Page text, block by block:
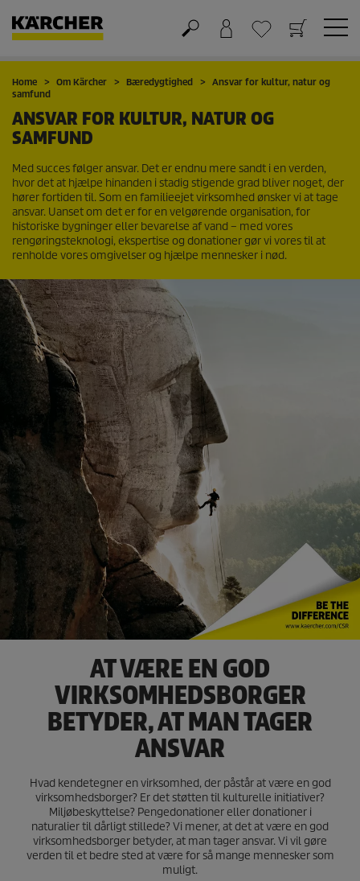
Kurv
Favorit liste
Home Om Kärcher Bæredygtighed
Ansvar for kultur, natur og
samfund
ANSVAR FOR KULTUR, NATUR OG
SAMFUND
Med succes følger ansvar. Det er endnu mere sandt i en verden,
hvor det at hjælpe hinanden i stadig stigende grad bliver noget, der
hører fortiden til. Som en familieejet virksomhed ønsker vi at tage
ansvar. Uanset om det er for en velgørende organisation, for
historiske bygninger eller bevarelse af vand – med vores
rengøringsteknologi, ekspertise og donationer gør vi vores til at
renholde vores omgivelser og hjælpe mennesker i nød.
AT VÆRE EN GOD
VIRKSOMHEDSBORGER
BETYDER, AT MAN TAGER
ANSVAR
Hvad kendetegner en virksomhed, der påstår at være en god
virksomhedsborger? Er det støtten til kulturelle initiativer?
Miljøbeskyttelse? Pengedonationer eller donationer i
naturalier til dårligt stillede? Vi mener, at det at være en god
virksomhedsborger betyder, at man tager ansvar. Vi vil gøre
verden til et bedre sted at være for så mange mennesker som
muligt.